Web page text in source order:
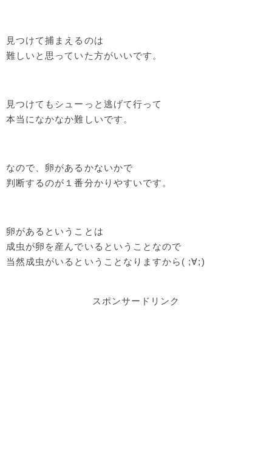
見つけて捕まえるのは
難しいと思っていた方がいいです。
見つけてもシューっと逃げて行って
本当になかなか難しいです。
なので、卵があるかないかで
判断するのが１番分かりやすいです。
卵があるということは
成虫が卵を産んでいるということなので
当然成虫がいるということなりますから( ;∀;)
スポンサードリンク